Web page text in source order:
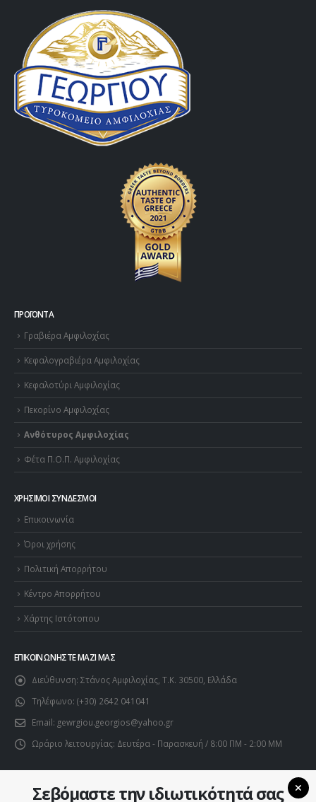
ΠΡΟΪΌΝΤΑ
Γραβιέρα Αμφιλοχίας
Κεφαλογραβιέρα Αμφιλοχίας
Κεφαλοτύρι Αμφιλοχίας
Πεκορίνο Αμφιλοχίας
Ανθότυρος Αμφιλοχίας
Φέτα Π.Ο.Π. Αμφιλοχίας
ΧΡΉΣΙΜΟΙ ΣΎΝΔΕΣΜΟΙ
Επικοινωνία
Όροι χρήσης
Πολιτική Απορρήτου
Κέντρο Απορρήτου
Χάρτης Ιστότοπου
ΕΠΙΚΟΙΝΩΝΉΣΤΕ ΜΑΖΊ ΜΑΣ
Διεύθυνση: Στάνος Αμφιλοχίας, Τ.Κ. 30500, Ελλάδα
Τηλέφωνο: (+30) 2642 041041
Email: gewrgiou.georgios@yahoo.gr
Ωράριο λειτουργίας: Δευτέρα - Παρασκευή / 8:00 ΠΜ - 2:00 ΜΜ
Σεβόμαστε την ιδιωτικότητά σας